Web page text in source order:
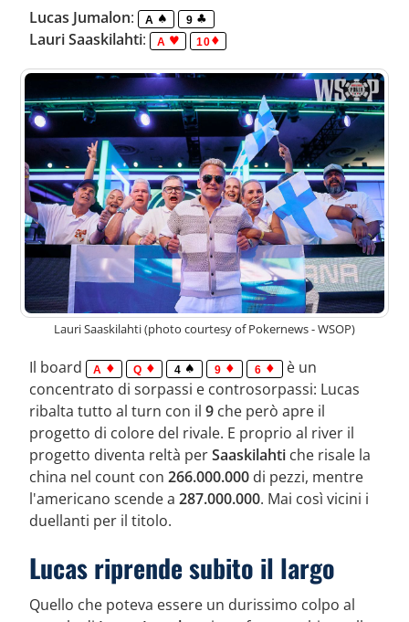
Lucas Jumalon: A 9
Lauri Saaskilahti: A 10
Lauri Saaskilahti (photo courtesy of Pokernews - WSOP)
Il board A Q 4 9 6
è un
concentrato di sorpassi e controsorpassi: Lucas
ribalta tutto al turn con il 9 che però apre il
progetto di colore del rivale. E proprio al river il
progetto diventa reltà perSaaskilahti che risale la
china nel count con 266.000.000 di pezzi, mentre
l'americano scende a 287.000.000. Mai così vicini i
duellanti per il titolo.
Lucas riprende subito il largo
Quello che poteva essere un durissimo colpo al